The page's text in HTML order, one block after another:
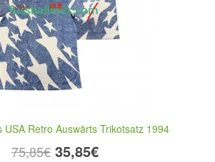
USA Retro Auswärts Trikotsatz 1994
75,85€ 35,85€